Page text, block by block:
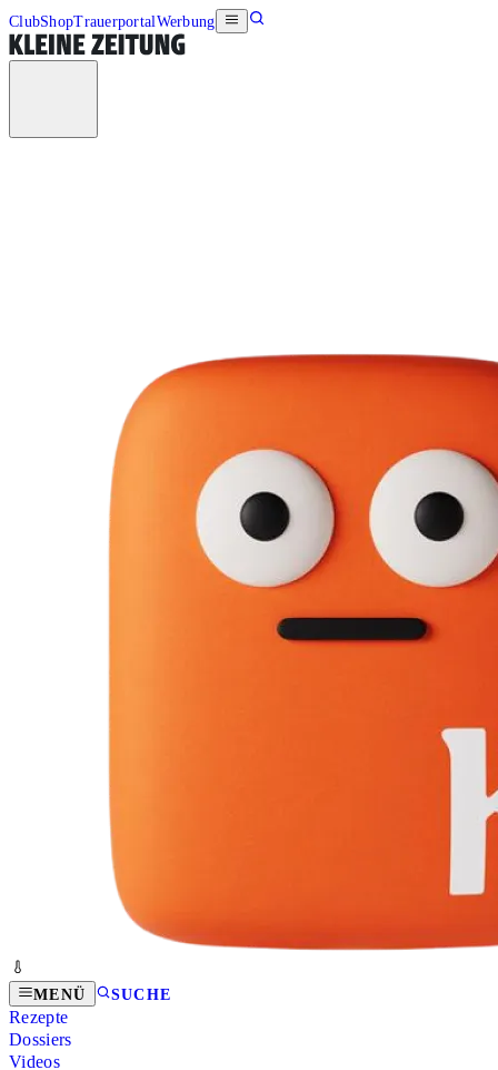
ClubShopTrauerportalWerbung
MENÜ SUCHE
Rezepte
Dossiers
Videos